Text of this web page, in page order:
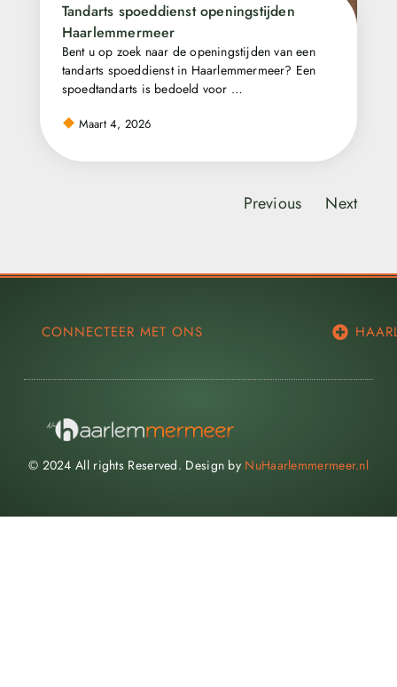
Tandarts spoeddienst openingstijden
Haarlemmermeer
Bent u op zoek naar de openingstijden van een
tandarts spoeddienst in Haarlemmermeer? Een
spoedtandarts is bedoeld voor …
Maart 4, 2026
Previous Next
CONNECTEER MET ONS
© 2024 All rights Reserved. Design by NuHaarlemmermeer.nl